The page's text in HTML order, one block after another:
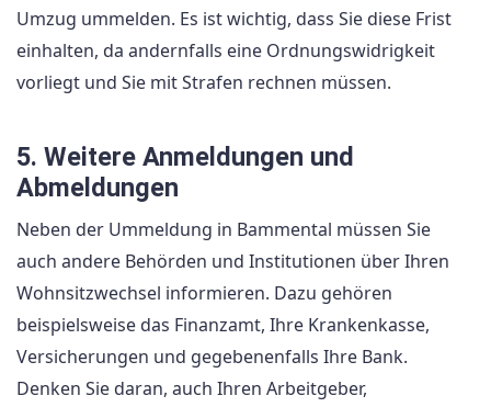
Umzug ummelden. Es ist wichtig, dass Sie diese Frist
einhalten, da andernfalls eine Ordnungswidrigkeit
vorliegt und Sie mit Strafen rechnen müssen.
5. Weitere Anmeldungen und
Abmeldungen
Neben der Ummeldung in Bammental müssen Sie
auch andere Behörden und Institutionen über Ihren
Wohnsitzwechsel informieren. Dazu gehören
beispielsweise das Finanzamt, Ihre Krankenkasse,
Versicherungen und gegebenenfalls Ihre Bank.
Denken Sie daran, auch Ihren Arbeitgeber,